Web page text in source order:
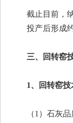
截止目前，
投产后形成
三、回转窑
1、回转窑技
（1）石灰